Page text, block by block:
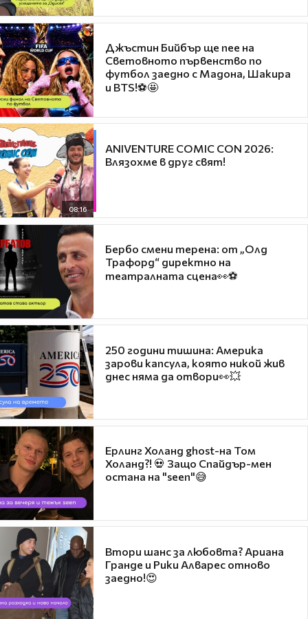
Джъстин Бийбър ще пее на
Световното първенство по
футбол заедно с Мадона, Шакира
и BTS!⚽🤩
08:16
ANIVENTURE COMIC CON 2026:
Влязохме в друг свят!
Бербо смени терена: от „Олд
Трафорд“ директно на
театралната сцена👀⚽
250 години тишина: Америка
зарови капсула, която никой жив
днес няма да отвори👀💥
Ерлинг Холанд ghost-на Том
Холанд?! 💀 Защо Спайдър-мен
остана на "seen"😅
Втори шанс за любовта? Ариана
Гранде и Рики Алварес отново
заедно!😍